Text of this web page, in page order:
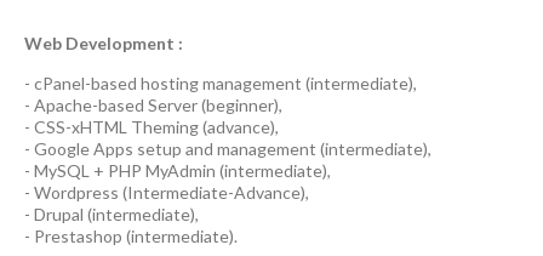
Web Development :
- cPanel-based hosting management (intermediate),
- Apache-based Server(beginner),
- CSS-xHTML Theming(advance),
- Google Apps setup and management (intermediate),
- MySQL + PHP MyAdmin (intermediate),
- Wordpress (Intermediate-Advance),
- Drupal (intermediate),
- Prestashop (intermediate).